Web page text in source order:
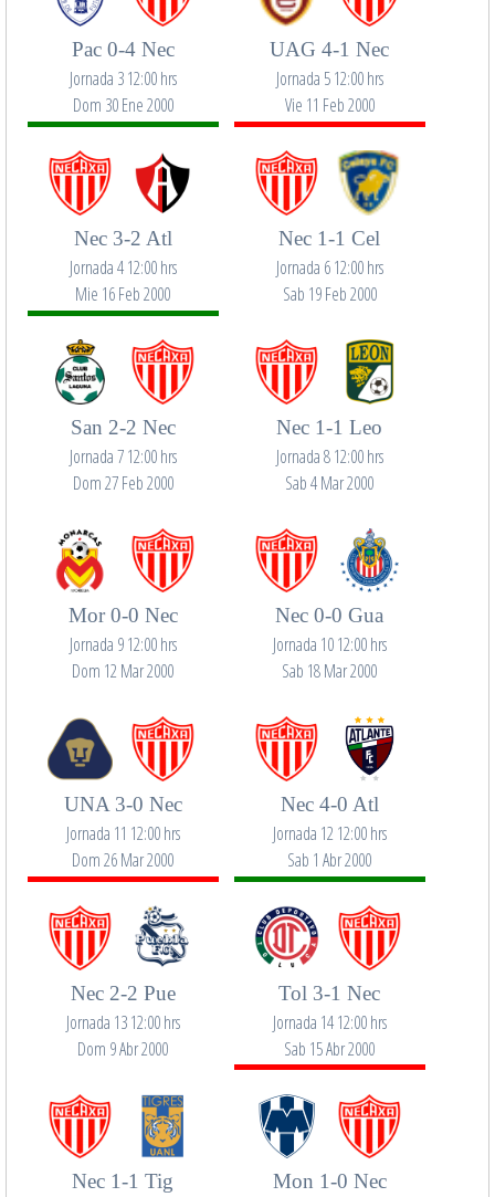
Pac 0-4 Nec
Jornada 3 12:00 hrs
Dom 30 Ene 2000
UAG 4-1 Nec
Jornada 5 12:00 hrs
Vie 11 Feb 2000
Nec 3-2 Atl
Jornada 4 12:00 hrs
Mie 16 Feb 2000
Nec 1-1 Cel
Jornada 6 12:00 hrs
Sab 19 Feb 2000
San 2-2 Nec
Jornada 7 12:00 hrs
Dom 27 Feb 2000
Nec 1-1 Leo
Jornada 8 12:00 hrs
Sab 4 Mar 2000
Mor 0-0 Nec
Jornada 9 12:00 hrs
Dom 12 Mar 2000
Nec 0-0 Gua
Jornada 10 12:00 hrs
Sab 18 Mar 2000
UNA 3-0 Nec
Jornada 11 12:00 hrs
Dom 26 Mar 2000
Nec 4-0 Atl
Jornada 12 12:00 hrs
Sab 1 Abr 2000
Nec 2-2 Pue
Jornada 13 12:00 hrs
Dom 9 Abr 2000
Tol 3-1 Nec
Jornada 14 12:00 hrs
Sab 15 Abr 2000
Nec 1-1 Tig Mon 1-0 Nec